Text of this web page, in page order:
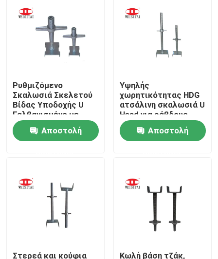
Σπίτι
Προϊόντα
Περίπου εμείς
Ποιοτικός έλεγχος
Ρυθμιζόμενο
Σκαλωσιά Σκελετού
Βίδας Υποδοχής U
Γαλβανισμένο με
Ηλεκτρόλυση
Αποστολή
Υψηλής
χωρητικότητας HDG
ατσάλινη σκαλωσιά U
Head για ράβδους
χρονομέτρου
Αποστολή
Στερεά και κούφια
Κωλή βάση τζάκ,